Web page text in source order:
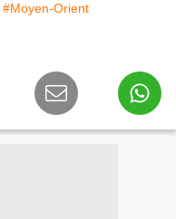
#Moyen-Orient